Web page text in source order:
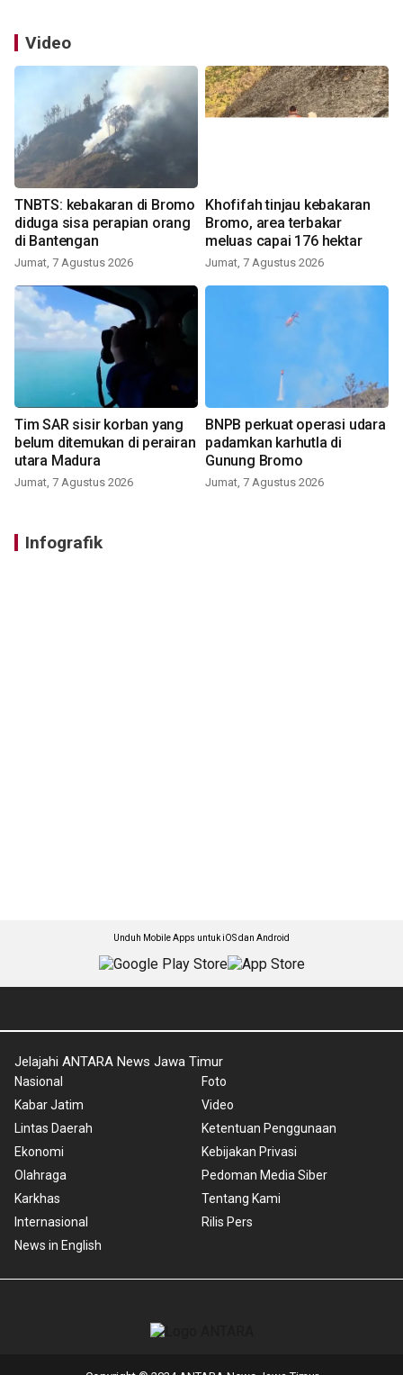
Video
TNBTS: kebakaran di Bromo
diduga sisa perapian orang
di Bantengan
Jumat, 7 Agustus 2026
Khofifah tinjau kebakaran
Bromo, area terbakar
meluas capai 176 hektar
Jumat, 7 Agustus 2026
Tim SAR sisir korban yang
belum ditemukan di perairan
utara Madura
Jumat, 7 Agustus 2026
BNPB perkuat operasi udara
padamkan karhutla di
Gunung Bromo
Jumat, 7 Agustus 2026
Infografik
Unduh Mobile Apps untuk iOS dan Android
Jelajahi ANTARA News Jawa Timur
Nasional
Kabar Jatim
Lintas Daerah
Ekonomi
Olahraga
Karkhas
Internasional
News in English
Foto
Video
Ketentuan Penggunaan
Kebijakan Privasi
Pedoman Media Siber
Tentang Kami
Rilis Pers